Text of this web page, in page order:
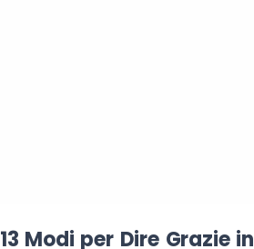
13 Modi per Dire Grazie in